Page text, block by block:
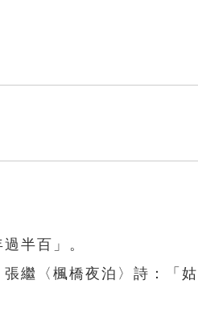
半百」。
繼〈楓橋夜泊〉詩：「